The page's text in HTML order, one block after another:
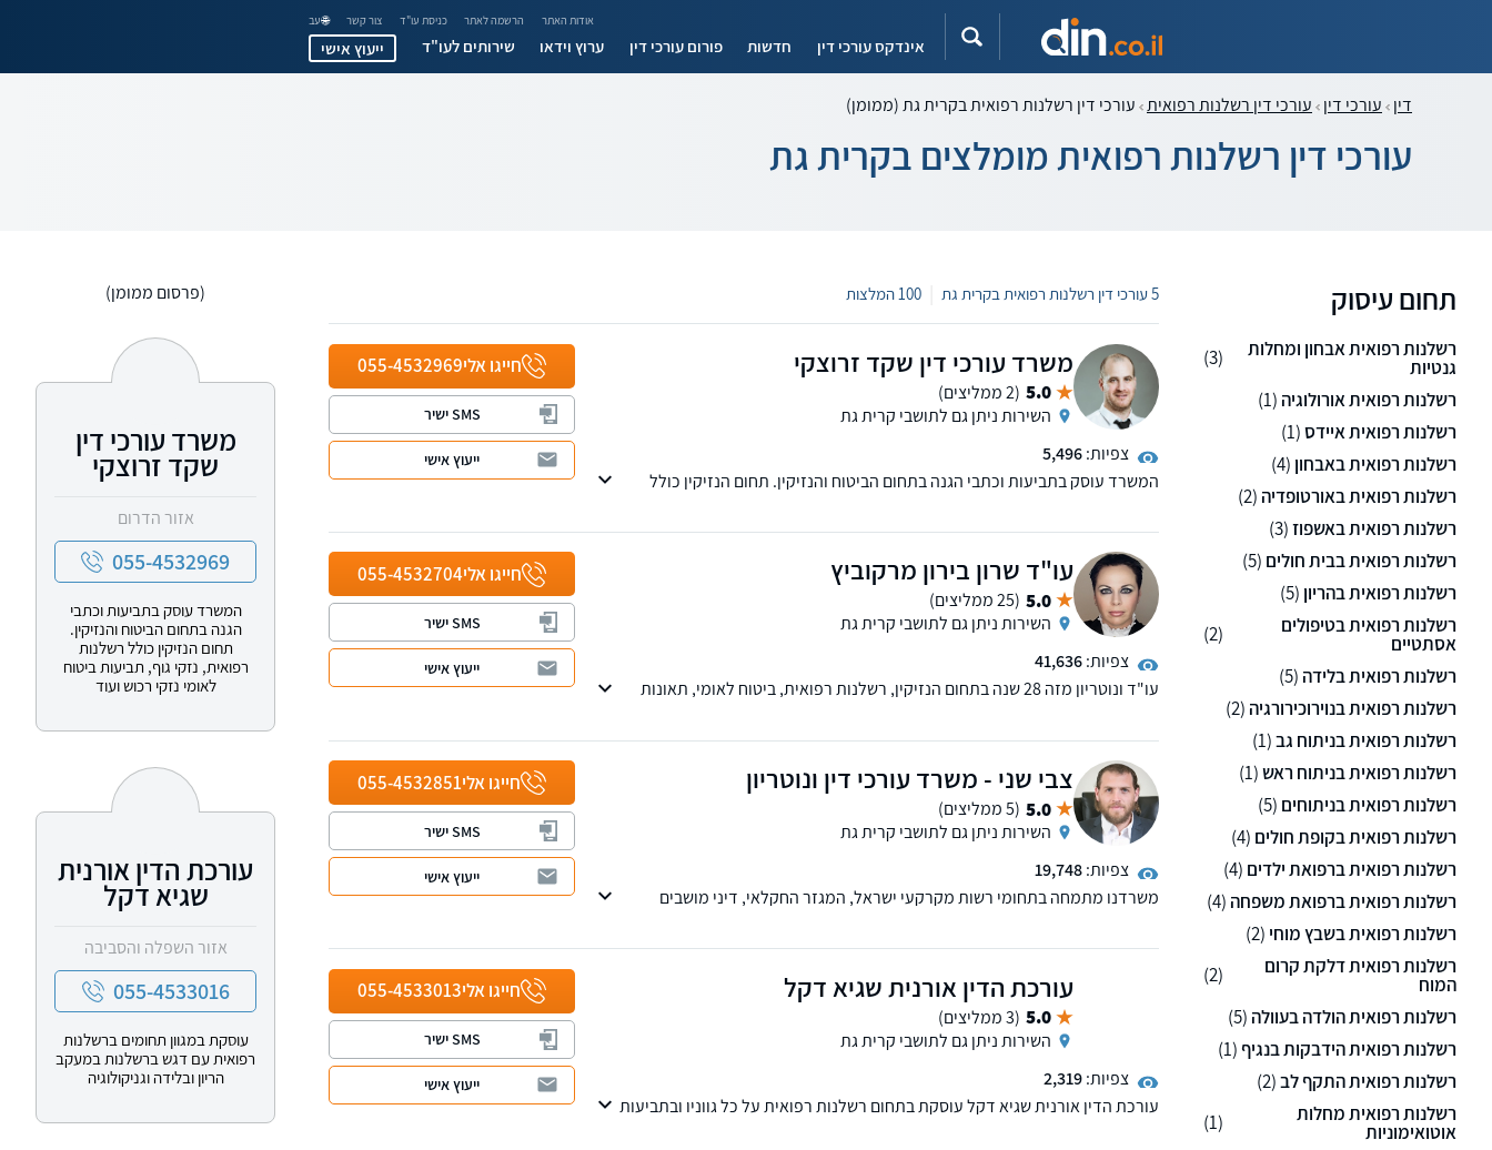
אודות האתר הרשמה לאתר כניסת עו"ד צור קשר 🌐 עב
אינדקס עורכי דין חדשות פורום עורכי דין ערוץ וידאו שירותים לעו"ד ייעוץ אישי
דין עורכי דין עורכי דין רשלנות רפואית עורכי דין רשלנות רפואית בקרית גת (ממומן)
עורכי דין רשלנות רפואית מומלצים בקרית גת
תחום עיסוק
רשלנות רפואית אבחון ומחלות
גנטיות
(3)
רשלנות רפואית אורולוגיה (1)
רשלנות רפואית איידס(1)
רשלנות רפואית באבחון (4)
רשלנות רפואית באורטופדיה (2)
רשלנות רפואית באשפוז(3)
רשלנות רפואית בבית חולים (5)
רשלנות רפואית בהריון (5)
רשלנות רפואית בטיפולים
אסתטיים
(2)
רשלנות רפואית בלידה (5)
רשלנות רפואית בנוירוכירורגיה (2)
רשלנות רפואית בניתוח גב(1)
רשלנות רפואית בניתוח ראש(1)
רשלנות רפואית בניתוחים (5)
רשלנות רפואית בקופת חולים (4)
רשלנות רפואית ברפואת ילדים (4)
רשלנות רפואית ברפואת משפחה (4)
רשלנות רפואית בשבץ מוחי (2)
רשלנות רפואית דלקת קרום
המוח
(2)
רשלנות רפואית הולדה בעוולה (5)
רשלנות רפואית הידבקות בנגיף(1)
רשלנות רפואית התקף לב(2)
רשלנות רפואית מחלות
אוטואימוניות
(1)
5 עורכי דין רשלנות רפואית בקרית גת 100 המלצות
משרד עורכי דין שקד זרוצקי
5.0 (2 ממליצים)
השירות ניתן גם לתושבי קרית גת
צפיות:5,496
המשרד עוסק בתביעות וכתבי הגנה בתחום הביטוח והנזיקין. תחום הנזיקין כולל
חייגו אלי055-4532969
SMS ישיר
ייעוץ אישי
עו"ד שרון בירון מרקוביץ
5.0 (25 ממליצים)
השירות ניתן גם לתושבי קרית גת
צפיות:41,636
עו"ד ונוטריון מזה 28 שנה בתחום הנזיקין, רשלנות רפואית, ביטוח לאומי, תאונות
חייגו אלי055-4532704
SMS ישיר
ייעוץ אישי
צבי שני - משרד עורכי דין ונוטריון
5.0 (5 ממליצים)
השירות ניתן גם לתושבי קרית גת
צפיות:19,748
משרדנו מתמחה בתחומי רשות מקרקעי ישראל, המגזר החקלאי, דיני מושבים
חייגו אלי055-4532851
SMS ישיר
ייעוץ אישי
עורכת הדין אורנית שגיא דקל
5.0 (3 ממליצים)
השירות ניתן גם לתושבי קרית גת
צפיות:2,319
עורכת הדין אורנית שגיא דקל עוסקת בתחום רשלנות רפואית על כל גווניו ובתביעות
חייגו אלי055-4533013
SMS ישיר
ייעוץ אישי
(פרסום ממומן)
משרד עורכי דין
שקד זרוצקי
אזור הדרום
055-4532969
המשרד עוסק בתביעות וכתבי
הגנה בתחום הביטוח והנזיקין.
תחום הנזיקין כולל רשלנות
רפואית, נזקי גוף, תביעות ביטוח
לאומי נזקי רכוש ועוד
עורכת הדין אורנית
שגיא דקל
אזור השפלה והסביבה
055-4533016
עוסקת במגוון תחומים ברשלנות
רפואית עם דגש ברשלנות במעקב
הריון ובלידה וגניקולוגיה